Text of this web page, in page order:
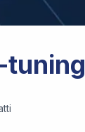
tuning